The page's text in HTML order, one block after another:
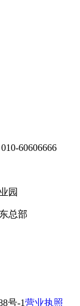
60606666
园
总部
号-1营业执照